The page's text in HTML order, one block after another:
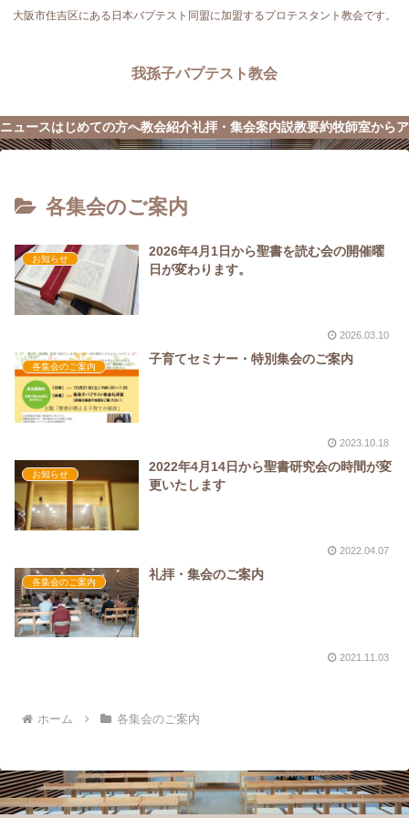
大阪市住吉区にある日本バプテスト同盟に加盟するプロテスタント教会です。
我孫子バプテスト教会
ニュースはじめての方へ教会紹介礼拝・集会案内説教要約牧師室から
各集会のご案内
お知らせ
2026年4月1日から聖書を読む会の開催曜
日が変わります。
2026.03.10
各集会のご案内
子育てセミナー・特別集会のご案内
2023.10.18
お知らせ
2022年4月14日から聖書研究会の時間が変
更いたします
2022.04.07
各集会のご案内
礼拝・集会のご案内
2021.11.03
ホーム 各集会のご案内